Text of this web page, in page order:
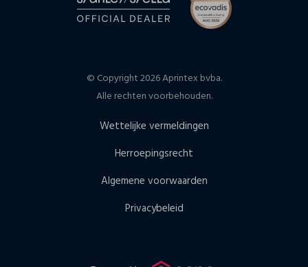
© Copyright 2026 Aprintex bvba.
Alle rechten voorbehouden.
Wettelijke vermeldingen
Herroepingsrecht
Algemene voorwaarden
Privacybeleid